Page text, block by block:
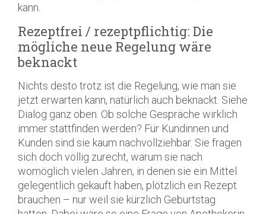
kann.
Rezeptfrei / rezeptpflichtig: Die
mögliche neue Regelung wäre
beknackt
Nichts desto trotz ist die Regelung, wie man sie
jetzt erwarten kann, natürlich auch beknackt. Siehe
Dialog ganz oben. Ob solche Gespräche wirklich
immer stattfinden werden? Für Kundinnen und
Kunden sind sie kaum nachvollziehbar. Sie fragen
sich doch völlig zurecht, warum sie nach
womöglich vielen Jahren, in denen sie ein Mittel
gelegentlich gekauft haben, plötzlich ein Rezept
brauchen – nur weil sie kürzlich Geburtstag